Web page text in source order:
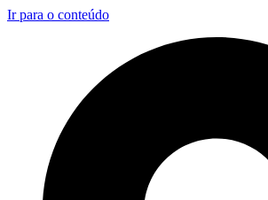
Ir para o conteúdo